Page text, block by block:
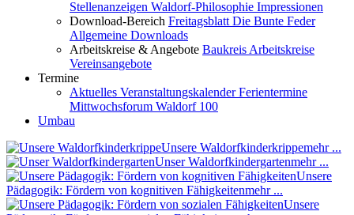
Stellenanzeigen Waldorf-Philosophie Impressionen
Download-Bereich Freitagsblatt Die Bunte Feder
Allgemeine Downloads
Arbeitskreise & Angebote Baukreis Arbeitskreise
Vereinsangebote
Termine
Aktuelles VeranstaltungskalenderFerientermine
Mittwochsforum Waldorf 100
Umbau
Unsere Waldorfkinderkrippemehr ...
Unser Waldorfkindergartenmehr ...
Unsere
Pädagogik: Fördern von kognitiven Fähigkeitenmehr ...
Unsere